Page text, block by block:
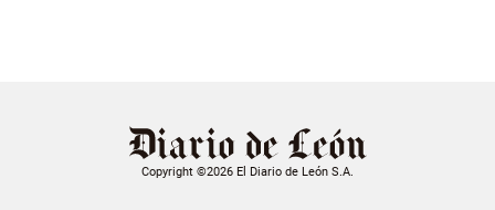
Copyright ©2026 El Diario de León S.A.